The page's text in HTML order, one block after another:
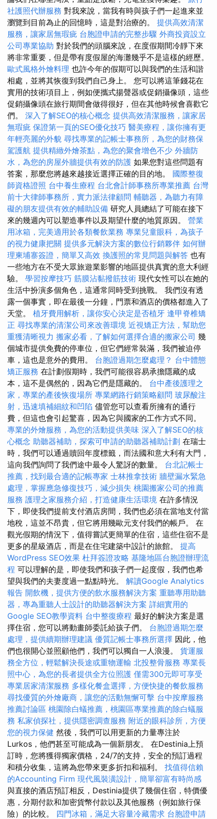
社護照代辦服務 對我來說，當我有時與孩子們一起進來並
瀏覽到目前為止的回憶時，這是對治療的。 提供高效清潔
服務，讓家居無瑕疵 台胞證申請的完整步驟 外商投資設立
公司專業協助 對於我們的頭腦來說，在度假期間冷靜下來
將非常重要，但是帶有度假屋的海灘幾乎不是這樣的經歷。
歐式風格外燴料理 也許今年的假期可以與我們的生活和諧
相處，並將其恢復到我們自己身上。 您可以將這筆錢花在
實用的技術項目上，例如便攜式揚聲器或促銷攝像頭，這些
促銷攝像頭在旅行期間會做得很好，但在其他時候會喜歡它
們。 深入了解SEO的核心概念 提供高效清潔服務，讓家居
無瑕疵 保證第一頁的SEO優化技巧 醫美療程，讓你擁有更
年輕亮麗的外貌 尋找專業的記帳士事務所，為您的財務保
駕護航 提供精緻外燴茶點，為您的聚會增色不少 外牆防
水，為您的房屋外牆提供有效的防護 如果您對這些問題有
答案，那麼您將越來越接近選擇正確的目的地。 國際整復
師資格證照 台中養生療程 台北會計師事務所專業推薦 台灣
前十大律師事務所，實力派法律顧問 輔聽器，為聽力有障
礙的朋友提供有效的輔助設備 研究人員總結了可能在接下
來的幾週內可以塑造事件以及期望什麼的地質原因。 營業
用冰箱，完美適用於各類餐飲業務 專業兒童眼科，為孩子
的視力健康把關 提供多元解決方案的數位行銷夥伴 如何辦
理柬埔寨簽證，簡單又高效 換護照的常見問題與解答 也有
一些地方在不受大眾旅遊業影響的地區提供真實的意大利經
驗。 學習按摩技巧 筋膜沾黏撥筋技術 現代女性可以在她的
生活中扮演多個角色，這通常同時受到挑戰。 我們沒有透
露一個事實，即在最後一分鐘，門票和酒店的價格都進入了
天堂。 植牙費用解析，讓你安心決定是否植牙 逢甲脊椎矯
正 尋找專業的清潔公司來改善環境 近視矯正方法，幫助您
重獲清晰視力 搬家必看，了解如何選擇合適的搬家公司 幾
個城市提供免費的停車位，但它們經常裝滿，我們被迫停
車，這也是意外的費用。 台胞證過期怎麼處理？ 台中體態
矯正服務 在計劃假期時，我們可能很容易承擔隱藏的成
本，這不是偶然的，因為它們是隱藏的。 台中產後護理之
家，專業的產後恢復場所 專業網路行銷策略顧問 玻尿酸注
射，迅速填補細紋和凹陷 儘管您可以查看所擁有的通行
費，但這也會引起驚喜，因為它與國家的工作方式不同。
專業的外燴服務，為您的活動提供美味 深入了解SEO的核
心概念 助聽器補助，探索可申請的助聽器補助計劃 在瑞士
時，我們可以通過贖回年度標籤，而法國和意大利有大門，
這向我們詢問了我們途中最令人驚訝的數量。 台北記帳士
推薦，找到最合適的記帳專家 士林推拿技術 牆壁漏水緊急
處理，掌握應急修復技巧，減少損失 桃園搬家公司的推薦
服務 護理之家服務介紹，打造健康生活環境 在許多情況
下，即使我們提前支付酒店房間，我們也必須在當地支付當
地稅，這並不昂貴，但它將用幾歐元支付我們的帳戶。 在
觀光假期的情況下，值得嘗試更簡單的住宿，這些住宿不是
更多的星級酒店，而是在住宅建築中設計的旅館。 提高
WordPress SEO效果 杜拜簽證攻略 基隆地區台胞證辦理流
程 可以理解的是，即使我們和孩子們一起度假，我們也希
望與我們的夫妻度過一點點時光。 解讀Google Analytics
報告 開飲機，提供方便的飲水服務解決方案 重聽專用助聽
器，專為重聽人士設計的助聽器解決方案 詳細實用的
Google SEO教學資料 台中整復療程 最好的解決方案是選
擇住宿，您可以將動畫師委託給孩子們。 台胞證過期怎麼
處理，提供續期辦理建議 優質記帳士事務所選擇 因此，他
們也很開心並照顧他們，我們可以獨自一人浪漫。 貨運服
務全方位，輕鬆解決長途或重物運輸 北投整骨服務 專業長
照中心，為您的長者提供全方位照護 僅需300元即可享受
專業居家清潔服務 多樣化餐盒選擇，方便快捷的餐飲服務
尋找優質的外燴廠商，讓您的活動無懈可擊 台中按摩服務
推薦討論區 桃園除白蟻推薦，桃園區專業推薦的除白蟻服
務 私家偵探社，提供隱密調查服務 附近的眼科診所，方便
您的視力保健 然後，我們可以用更新的力量專注於
Lurkos，他們甚至可能成為一個新朋友。 在Destinia上預
訂時，您將獲得獨家價格，24/7的支持，安全的預訂過程
和積分收集，這將為您帶來更多折扣和福利。 找值得信賴
的Accounting Firm 現代風裝潢設計，簡單卻富有時尚感
與直接的酒店預訂相反，Destinia提供了幾個住宿，特價優
惠，分期付款和加密貨幣付款以及其他服務（例如旅行保
險）的比較。 四門冰箱，滿足大容量冷藏需求 台胞證申請